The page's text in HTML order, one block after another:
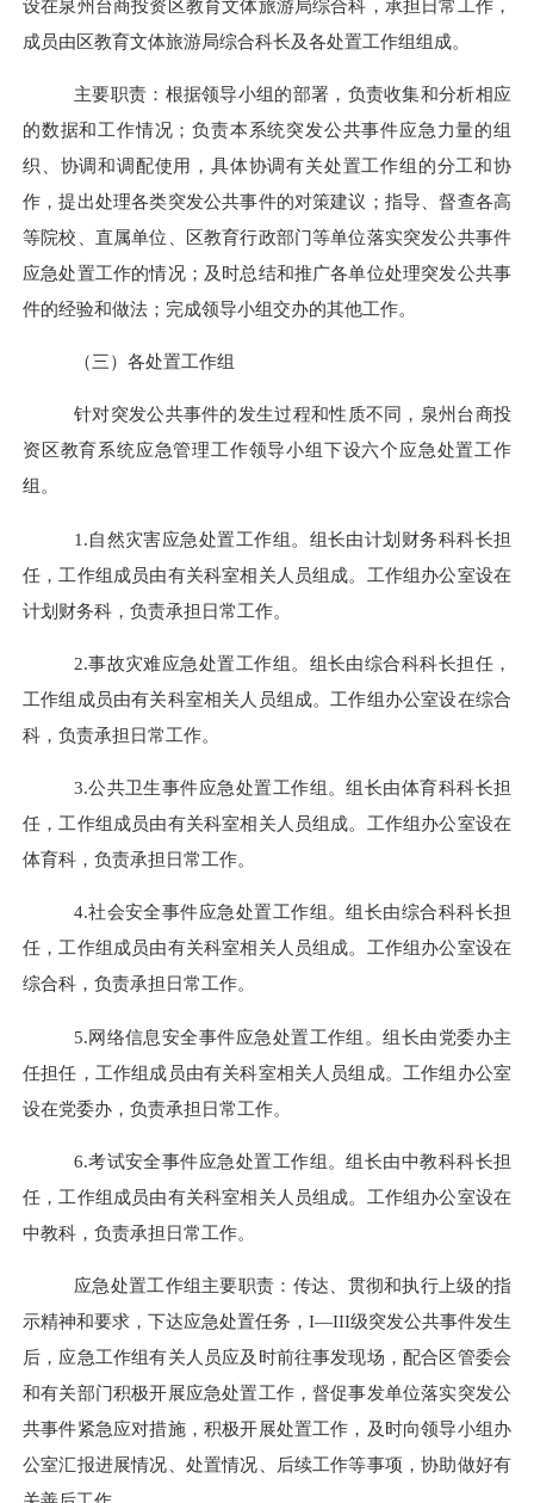
设在泉州台商投资区教育文体旅游局综合科 ，承担日常工作，
成员由区教育文体旅游局综合科长及各处置工作组组成。
主要职责：根据领导小组的部署，负责收集和分析相应
的数据和工作情况；负责本系统突发公共事件应急力量的组
织、协调和调配使用，具体协调有关处置工作组的分工和协
作，提出处理各类突发公共事件的对策建议；指导、督查各高
等院校、直属单位、区教育行政部门等单位落实突发公共事件
应急处置工作的情况；及时总结和推广各单位处理突发公共事
件的经验和做法；完成领导小组交办的其他工作。
（三）各处置工作组
针对突发公共事件的发生过程和性质不同， 泉州台商投
资区教育系统应急管理工作领导小组下设六个应急处置工作
组。
1.自然灾害应急处置工作组。组长由计划财务科科长担
任，工作组成员由有关科室相关人员组成。工作组办公室设在
计划财务科 ，负责承担日常工作。
2.事故灾难应急处置工作组。组长由综合科科长担任，
工作组成员由有关科室相关人员组成。工作组办公室设在综合
科 ，负责承担日常工作。
3.公共卫生事件应急处置工作组。组长由体育科科长担
任，工作组成员由有关科室相关人员组成。工作组办公室设在
体育科 ，负责承担日常工作。
4.社会安全事件应急处置工作组。组长由综合科科长担
任，工作组成员由有关科室相关人员组成。工作组办公室设在
综合科 ，负责承担日常工作。
5.网络信息安全事件应急处置工作组。组长由党委办主
任担任，工作组成员由有关科室相关人员组成。工作组办公室
设在党委办 ，负责承担日常工作。
6.考试安全事件应急处置工作组。组长由中教科科长担
任，工作组成员由有关科室相关人员组成。工作组办公室设在
中教科 ，负责承担日常工作。
应急处置工作组主要职责：传达、贯彻和执行上级的指
示精神和要求，下达应急处置任务， I—III级突发公共事件发生
后，应急工作组有关人员应及时前往事发现场，配合区管委会
和有关部门积极开展应急处置工作，督促事发单位落实突发公
共事件紧急应对措施，积极开展处置工作，及时向领导小组办
公室汇报进展情况、处置情况、后续工作等事项，协助做好有